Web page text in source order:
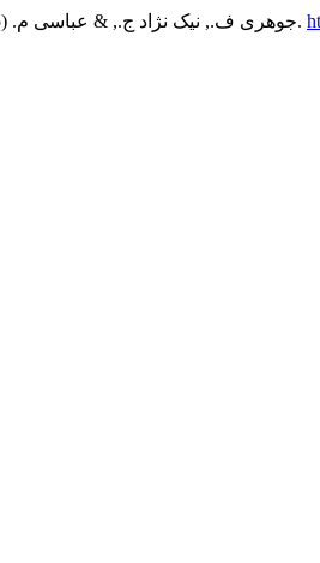
جوهری ف., نیک نژاد ج., & عباسی م. (1405). تحلیل انتقادی وظایف بازرسان در لایحه قانون تجارت 1391., 1-23.